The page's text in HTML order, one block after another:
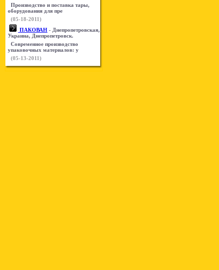
Производство и поставка тары,
оборудования для пре
(05-18-2011)
ПАКОВАН - Днепропетровская,
Украина, Днепропетровск.
Современное производство
упаковочных материалов: у
(05-13-2011)